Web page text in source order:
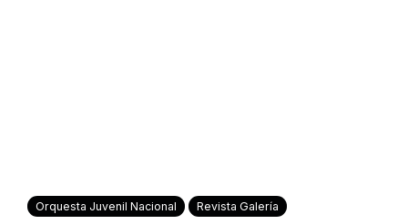
Orquesta Juvenil Nacional Revista Galería